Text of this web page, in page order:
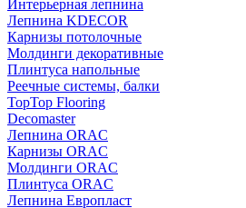
Интерьерная лепнина
Лепнина KDECOR
Карнизы потолочные
Молдинги декоративные
Плинтуса напольные
Реечные системы, балки
TopTop Flooring
Decomaster
Лепнина ORAC
Карнизы ORAC
Молдинги ORAC
Плинтуса ORAC
Лепнина Европласт